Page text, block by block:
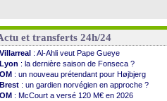
et transferts 24h/24
Villarreal : Al-Ahli veut Pape Gueye
Lyon : la dernière saison de Fonseca ?
OM : un nouveau prétendant pour Højbjerg
Brest : un gardien norvégien en approche ?
OM : McCourt a versé 120 M€ en 2026